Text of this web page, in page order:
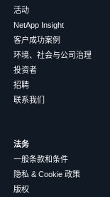
活动
NetApp Insight
客户成功案例
环境、社会与公司治理
投资者
招聘
联系我们
法务
一般条款和条件
隐私 & Cookie 政策
版权